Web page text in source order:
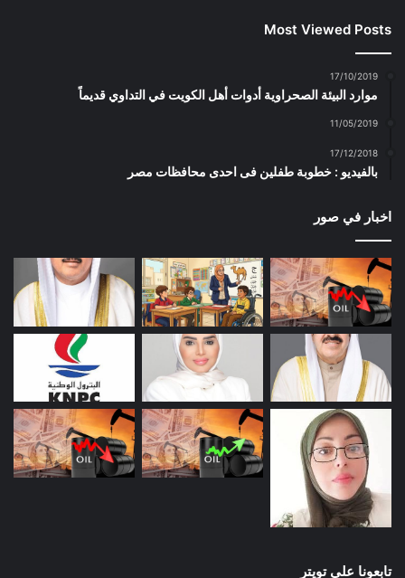
Most Viewed Posts
17/10/2019
موارد البيئة الصحراوية أدوات أهل الكويت في التداوي قديماً
11/05/2019
17/12/2018
بالفيديو : خطوبة طفلين فى احدى محافظات مصر
اخبار في صور
تابعونا على تويتر